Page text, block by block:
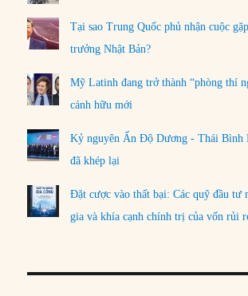
Tại sao Trung Quốc phủ nhận cuộc
trưởng Nhật Bản?
Mỹ Latinh đang trở thành “phòng thí
cánh hữu mới
Kỷ nguyên Ấn Độ Dương - Thái Bình
đã khép lại
Đặt cược vào thất bại: Các quỹ đầu tư
gia và khía cạnh chính trị của vốn rủi